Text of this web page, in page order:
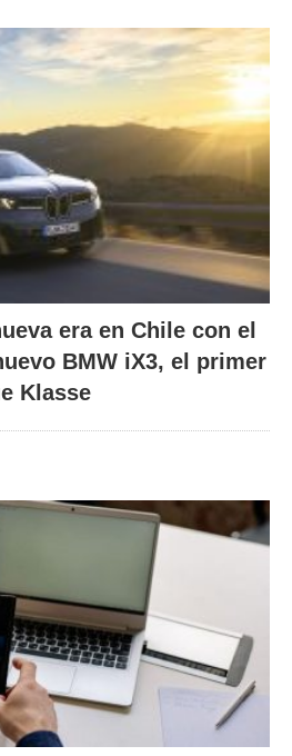
era en Chile con el
BMW iX3, el primer
Klasse